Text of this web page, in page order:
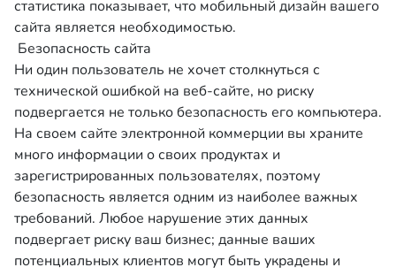
статистика показывает, что мобильный дизайн вашего
сайта является необходимостью.
Безопасность сайта
Ни один пользователь не хочет столкнуться с
технической ошибкой на веб-сайте, но риску
подвергается не только безопасность его компьютера.
На своем сайте электронной коммерции вы храните
много информации о своих продуктах и ​​
зарегистрированных пользователях, поэтому
безопасность является одним из наиболее важных
требований. Любое нарушение этих данных
подвергает риску ваш бизнес; данные ваших
потенциальных клиентов могут быть украдены и